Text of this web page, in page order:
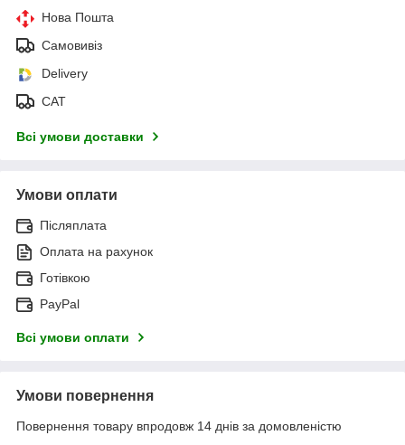
Нова Пошта
Самовивіз
Delivery
САТ
Всі умови доставки
Умови оплати
Післяплата
Оплата на рахунок
Готівкою
PayPal
Всі умови оплати
Умови повернення
Повернення товару впродовж 14 днів за домовленістю